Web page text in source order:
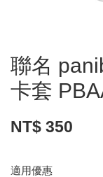
聯名
卡套
NT$ 350
適用優惠